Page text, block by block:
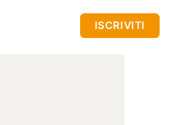
ISCRIVITI